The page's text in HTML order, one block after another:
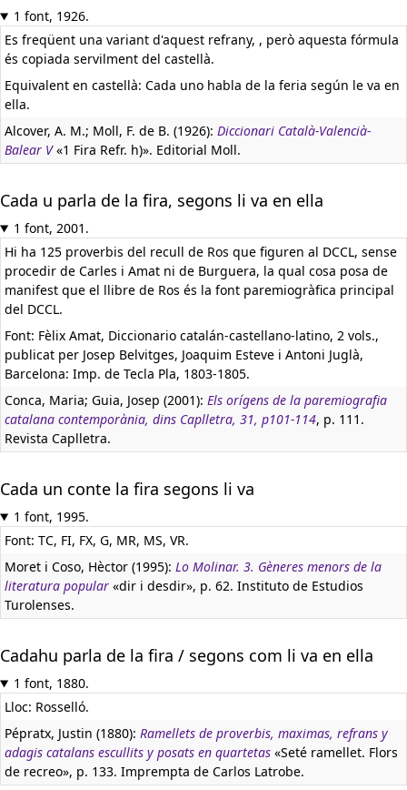
1 font, 1926.
Es freqüent una variant d'aquest refrany, , però aquesta fórmula
és copiada servilment del castellà.
Equivalent en castellà: Cada uno habla de la feria según le va en
ella.
Alcover, A. M.; Moll, F. de B. (1926): Diccionari Català-Valencià-
Balear V«1 Fira Refr. h)». Editorial Moll.
Cada u parla de la fira, segons li va en ella
1 font, 2001.
Hi ha 125 proverbis del recull de Ros que figuren al DCCL, sense
procedir de Carles i Amat ni de Burguera, la qual cosa posa de
manifest que el llibre de Ros és la font paremiogràfica principal
del DCCL.
Font: Fèlix Amat, Diccionario catalán-castellano-latino, 2 vols.,
publicat per Josep Belvitges, Joaquim Esteve i Antoni Juglà,
Barcelona: Imp. de Tecla Pla, 1803-1805.
Conca, Maria; Guia, Josep (2001): Els orígens de la paremiografia
catalana contemporània, dins Caplletra, 31, p101-114, p. 111.
Revista Caplletra.
Cada un conte la fira segons li va
1 font, 1995.
Font: TC, FI, FX, G, MR, MS, VR.
Moret i Coso, Hèctor (1995): Lo Molinar. 3. Gèneres menors de la
literatura popular «dir i desdir», p. 62. Instituto de Estudios
Turolenses.
Cadahu parla de la fira / segons com li va en ella
1 font, 1880.
Lloc: Rosselló.
Pépratx, Justin (1880): Ramellets de proverbis, maximas, refrans y
adagis catalans escullits y posats en quartetas «Seté ramellet. Flors
de recreo», p. 133. Imprempta de Carlos Latrobe.